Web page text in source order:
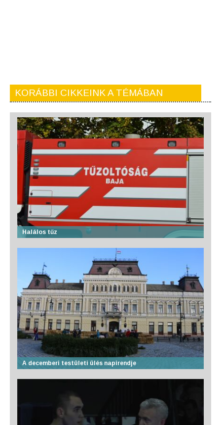
KORÁBBI CIKKEINK A TÉMÁBAN
Halálos tűz
A decemberi testületi ülés napirendje